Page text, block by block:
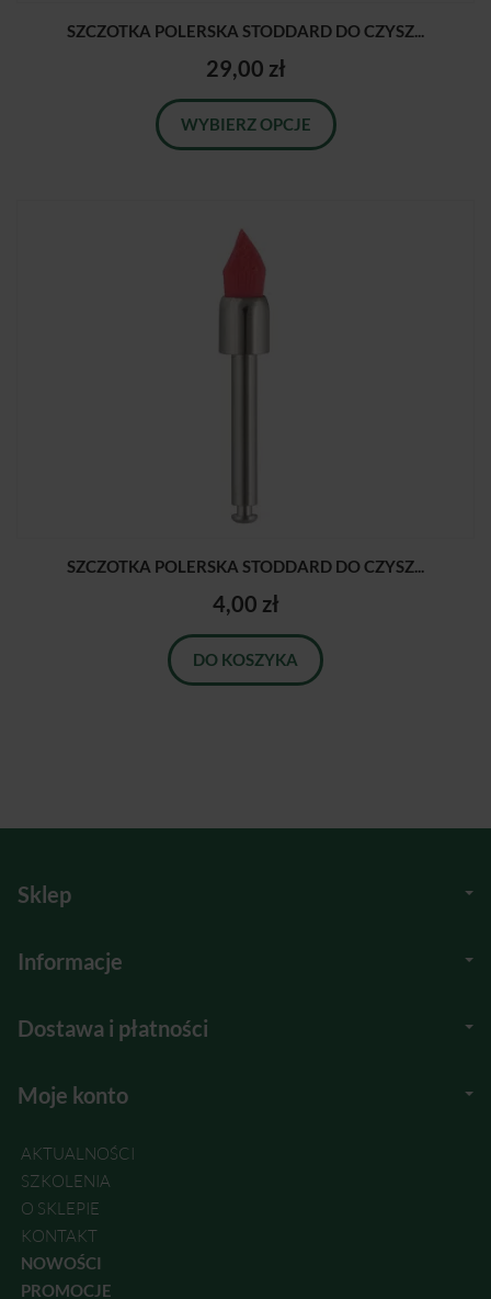
SZCZOTKA POLERSKA STODDARD DO CZYSZ...
29,00 zł
WYBIERZ OPCJE
SZCZOTKA POLERSKA STODDARD DO CZYSZ...
4,00 zł
DO KOSZYKA
Sklep
Informacje
Dostawa i płatności
Moje konto
AKTUALNOŚCI
SZKOLENIA
O SKLEPIE
KONTAKT
NOWOŚCI
PROMOCJE